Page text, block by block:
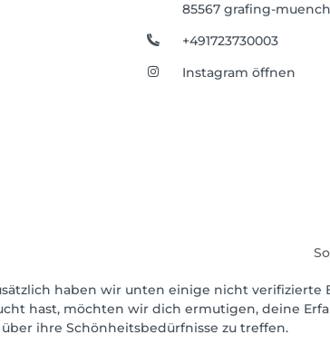
85567 grafing-
+491723730003
Instagram öffnen
haben wir unten einige nicht
hast, möchten wir dich ermutigen, deine
ihre Schönheitsbedürfnisse zu treffen.